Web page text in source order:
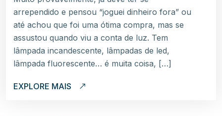
arrependido e pensou “joguei dinheiro fora” ou
até achou que foi uma ótima compra, mas se
assustou quando viu a conta de luz. Tem
lâmpada incandescente, lâmpadas de led,
lâmpada fluorescente… é muita coisa, […]
EXPLORE MAIS